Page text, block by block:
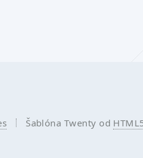
Šablóna Twenty od